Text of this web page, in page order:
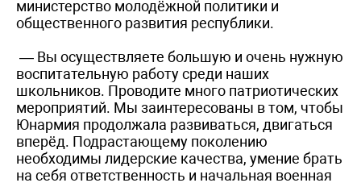
министерство молодёжной политики и
общественного развития республики.
— Вы осуществляете большую и очень нужную
воспитательную работу среди наших
школьников. Проводите много патриотических
мероприятий. Мы заинтересованы в том, чтобы
Юнармия продолжала развиваться, двигаться
вперёд. Подрастающему поколению
необходимы лидерские качества, умение брать
на себя ответственность и начальная военная